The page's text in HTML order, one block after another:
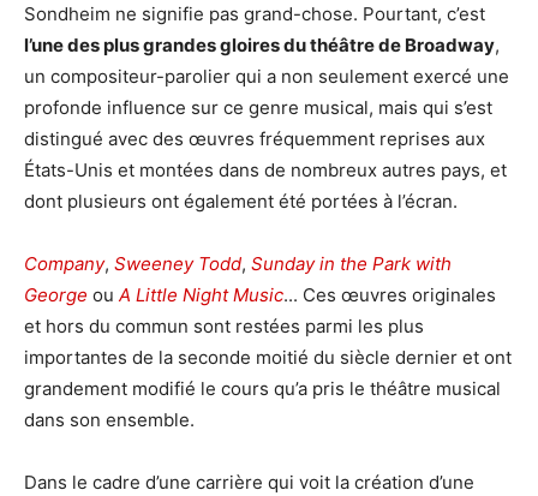
Sondheim ne signifie pas grand-chose. Pourtant, c’est
l’une des plus grandes gloires du théâtre de Broadway,
un compositeur-parolier qui a non seulement exercé une
profonde influence sur ce genre musical, mais qui s’est
distingué avec des œuvres fréquemment reprises aux
États-Unis et montées dans de nombreux autres pays, et
dont plusieurs ont également été portées à l’écran.
Company, Sweeney Todd, Sunday in the Park with
George ou A Little Night Music... Ces œuvres originales
et hors du commun sont restées parmi les plus
importantes de la seconde moitié du siècle dernier et ont
grandement modifié le cours qu’a pris le théâtre musical
dans son ensemble.
Dans le cadre d’une carrière qui voit la création d’une